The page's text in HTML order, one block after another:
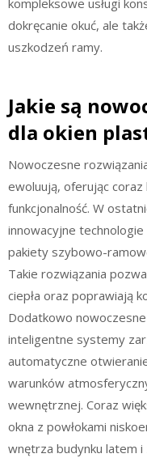
dokręcanie okuć, ale
uszkodzeń ramy.
Jakie są
dla okien
Nowoczesne
ewoluują, oferując
funkcjonalność. W
innowacyjne
pakiety szybowo-
Takie rozwiązania
ciepła oraz poprawiają
Dodatkowo
inteligentne systemy
automatyczne
warunków
wewnętrznej. Coraz
okna z powłokami
wnętrza budynku latem i